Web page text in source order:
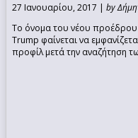
27 Ιανουαρίου, 2017 | by
Το όνομα του νέου
Trump φαίνεται να
προφίλ μετά την αναζήτηση